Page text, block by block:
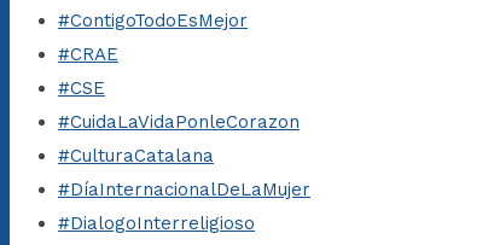
#ContigoTodoEsMejor
#CRAE
#CSE
#CuidaLaVidaPonleCorazon
#CulturaCatalana
#DíaInternacionalDeLaMujer
#DialogoInterreligioso